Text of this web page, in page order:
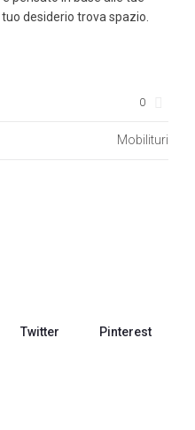
desiderio trova spazio.
0
Mobilituri
Twitter Pinterest